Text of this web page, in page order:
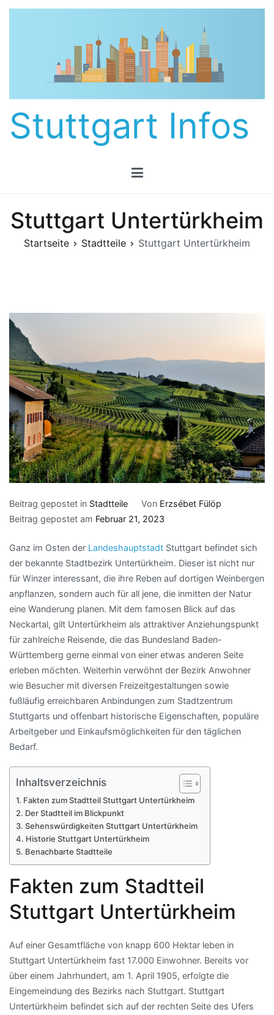
Zum
Stuttgart Infos
Stuttgart Untertürkheim
Startseite Stadtteile Stuttgart Untertürkheim
Beitrag gepostet in Stadtteile Von Erzsébet Fülöp
Beitrag gepostet am Februar 21, 2023
Ganz im Osten der Landeshauptstadt Stuttgart befindet sich
der bekannte Stadtbezirk Untertürkheim. Dieser ist nicht nur
für Winzer interessant, die ihre Reben auf dortigen Weinbergen
anpflanzen, sondern auch für all jene, die inmitten der Natur
eine Wanderung planen. Mit dem famosen Blick auf das
Neckartal, gilt Untertürkheim als attraktiver Anziehungspunkt
für zahlreiche Reisende, die das Bundesland Baden-
Württemberg gerne einmal von einer etwas anderen Seite
erleben möchten. Weiterhin verwöhnt der Bezirk Anwohner
wie Besucher mit diversen Freizeitgestaltungen sowie
fußläufig erreichbaren Anbindungen zum Stadtzentrum
Stuttgarts und offenbart historische Eigenschaften, populäre
Arbeitgeber und Einkaufsmöglichkeiten für den täglichen
Bedarf.
Inhaltsverzeichnis
Fakten zum Stadtteil Stuttgart Untertürkheim
Der Stadtteil im Blickpunkt
Sehenswürdigkeiten Stuttgart Untertürkheim
Historie Stuttgart Untertürkheim
Benachbarte Stadtteile
Fakten zum Stadtteil
Stuttgart Untertürkheim
Auf einer Gesamtfläche von knapp 600 Hektar leben in
Stuttgart Untertürkheim fast 17.000 Einwohner. Bereits vor
über einem Jahrhundert, am 1. April 1905, erfolgte die
Eingemeindung des Bezirks nach Stuttgart. Stuttgart
Untertürkheim befindet sich auf der rechten Seite des Ufers